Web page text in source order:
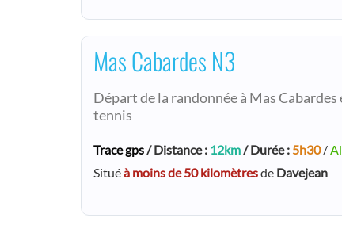
Mas Cabardes N3
Départ de la randonnée à Mas Cabardes
tennis
Trace gps/ Distance : 12km/ Durée : 5h30/
Situéà moins de 50 kilomètresde Davejean